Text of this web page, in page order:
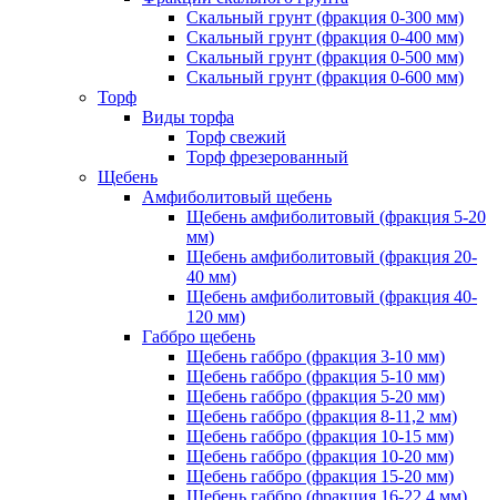
Скальный грунт (фракция 0-300 мм)
Скальный грунт (фракция 0-400 мм)
Скальный грунт (фракция 0-500 мм)
Скальный грунт (фракция 0-600 мм)
Торф
Виды торфа
Торф свежий
Торф фрезерованный
Щебень
Амфиболитовый щебень
Щебень амфиболитовый (фракция 5-20
мм)
Щебень амфиболитовый (фракция 20-
40 мм)
Щебень амфиболитовый (фракция 40-
120 мм)
Габбро щебень
Щебень габбро (фракция 3-10 мм)
Щебень габбро (фракция 5-10 мм)
Щебень габбро (фракция 5-20 мм)
Щебень габбро (фракция 8-11,2 мм)
Щебень габбро (фракция 10-15 мм)
Щебень габбро (фракция 10-20 мм)
Щебень габбро (фракция 15-20 мм)
Щебень габбро (фракция 16-22,4 мм)